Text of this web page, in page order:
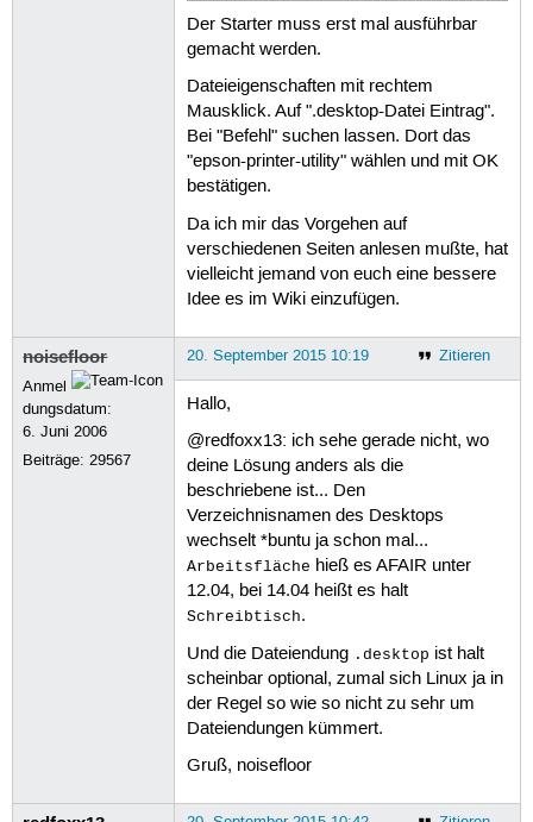
Der Starter muss erst mal ausführbar
gemacht werden.
Dateieigenschaften mit rechtem
Mausklick. Auf ".desktop-Datei Eintrag".
Bei "Befehl" suchen lassen. Dort das
"epson-printer-utility" wählen und mit OK
bestätigen.
Da ich mir das Vorgehen auf
verschiedenen Seiten anlesen mußte, hat
vielleicht jemand von euch eine bessere
Idee es im Wiki einzufügen.
noisefloor
Anmel
dungsdatum:
6. Juni 2006
Beiträge:29567
Zitieren
20. September 2015 10:19
Hallo,
@redfoxx13: ich sehe gerade nicht, wo
deine Lösung anders als die
beschriebene ist... Den
Verzeichnisnamen des Desktops
wechselt *buntu ja schon mal...
Arbeitsfläche hieß es AFAIR unter
12.04, bei 14.04 heißt es halt
Schreibtisch.
Und die Dateiendung .desktop ist halt
scheinbar optional, zumal sich Linux ja in
der Regel so wie so nicht zu sehr um
Dateiendungen kümmert.
Gruß, noisefloor